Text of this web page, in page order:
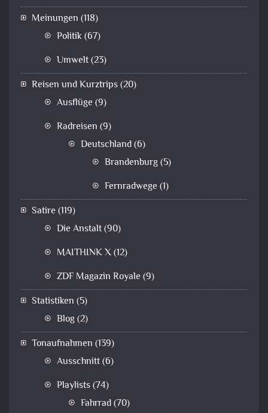
Meinungen (118)
Politik(67)
Umwelt(23)
Reisen und Kurztrips(20)
Ausflüge (9)
Radreisen (9)
Deutschland(6)
Brandenburg(5)
Fernradwege (1)
Satire (119)
Die Anstalt(90)
MAITHINK X(12)
ZDF Magazin Royale (9)
Statistiken (5)
Blog(2)
Tonaufnahmen (139)
Ausschnitt(6)
Playlists(74)
Fahrrad(70)